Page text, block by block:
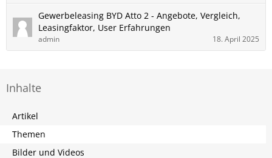
Gewerbeleasing BYD Atto 2 - Angebote, Vergleich,
Leasingfaktor, User Erfahrungen
admin 18. April 2025
Inhalte
Artikel
Themen
Bilder und Videos